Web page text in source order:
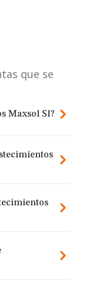
que se
Maxsol Sl?